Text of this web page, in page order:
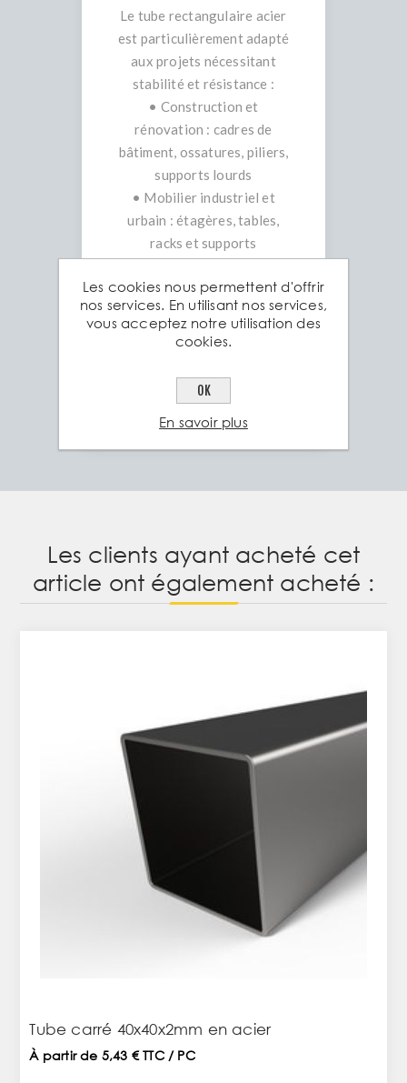
Le tube rectangulaire acier
est particulièrement adapté
aux projets nécessitant
stabilité et résistance :
• Construction et
rénovation : cadres de
bâtiment, ossatures, piliers,
supports lourds
• Mobilier industriel et
urbain : étagères, tables,
racks et supports
pergolas, tonnelles,
portails et clôtures
• Ferronnerie décorative :
pour barrières et éléments
architecturaux
Les clients ayant acheté cet
article ont également acheté :
Tube carré 40x40x2mm en acier
À partir de 5,43 € TTC / PC
Les cookies nous permettent d'offrir
nos services. En utilisant nos services,
vous acceptez notre utilisation des
cookies.
OK
En savoir plus